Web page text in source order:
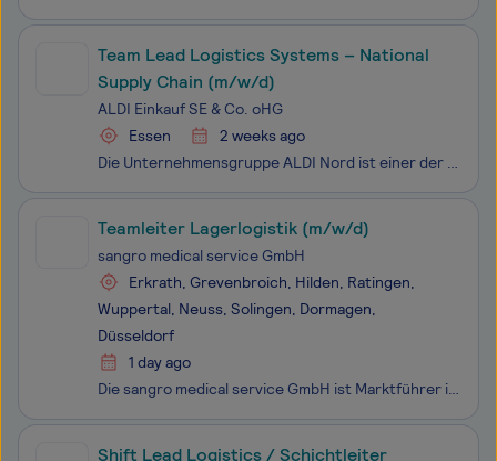
Team Lead Logistics Systems – National
Supply Chain (m/w/d)
ALDI Einkauf SE & Co. oHG
Essen
2 weeks ago
Die Unternehmensgruppe ALDI Nord ist einer der führenden Lebensmitteleinzelhändler. Mit einer Tradition von über 110 Jahren steht ALDI für die Erfindung des Discount-Prinzips. Unsere Mission ist es, Menschen überall und jederzeit mit dem zu versorgen, was sie für ihr tägliches Leben brauchen: qualit
Teamleiter Lagerlogistik (m/w/d)
sangro medical service GmbH
Erkrath, Grevenbroich, Hilden, Ratingen,
Wuppertal, Neuss, Solingen, Dormagen,
Düsseldorf
1 day ago
Die sangro medical service GmbH ist Marktführer im Vertrieb von Hilfsmitteln und Medizinprodukten in Deutschland mit einem Umsatz von 300 Mio. Euro. Dabei reicht das Leistungsspektrum von Kommissionierung und Lieferung medizinischer Verbrauchsgüter über Einkaufs- und Logistikkonzepte für Hersteller
Shift Lead Logistics / Schichtleiter